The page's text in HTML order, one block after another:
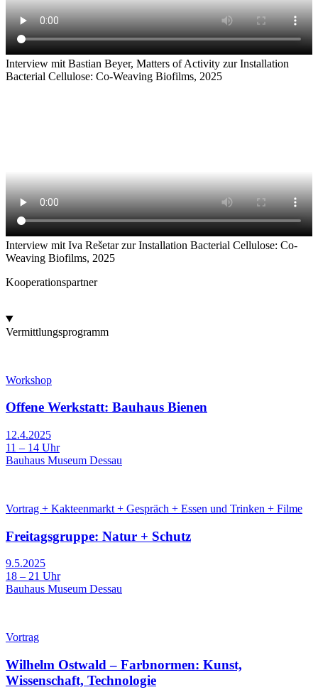
Interview mit Bastian Beyer, Matters of Activity zur Installation
Bacterial Cellulose: Co-Weaving Biofilms, 2025
Interview mit Iva Rešetar zur Installation Bacterial Cellulose: Co-
Weaving Biofilms, 2025
Kooperationspartner
Vermittlungsprogramm
Workshop
Offene Werkstatt: Bauhaus Bienen
12.4.2025
11 – 14 Uhr
Bauhaus Museum Dessau
Vortrag + Kakteenmarkt + Gespräch + Essen und Trinken + Filme
Freitagsgruppe: Natur + Schutz
9.5.2025
18 – 21 Uhr
Bauhaus Museum Dessau
Vortrag
Wilhelm Ostwald – Farbnormen: Kunst,
Wissenschaft, Technologie